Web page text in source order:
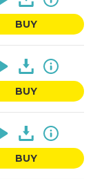
BUY
BUY
BUY